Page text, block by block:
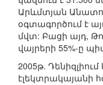
Արևմտյան
օգտագործում է
մվտ: Բացի այդ,
վայրերի 55%-ը
2005թ.
էլեկտրակայանի